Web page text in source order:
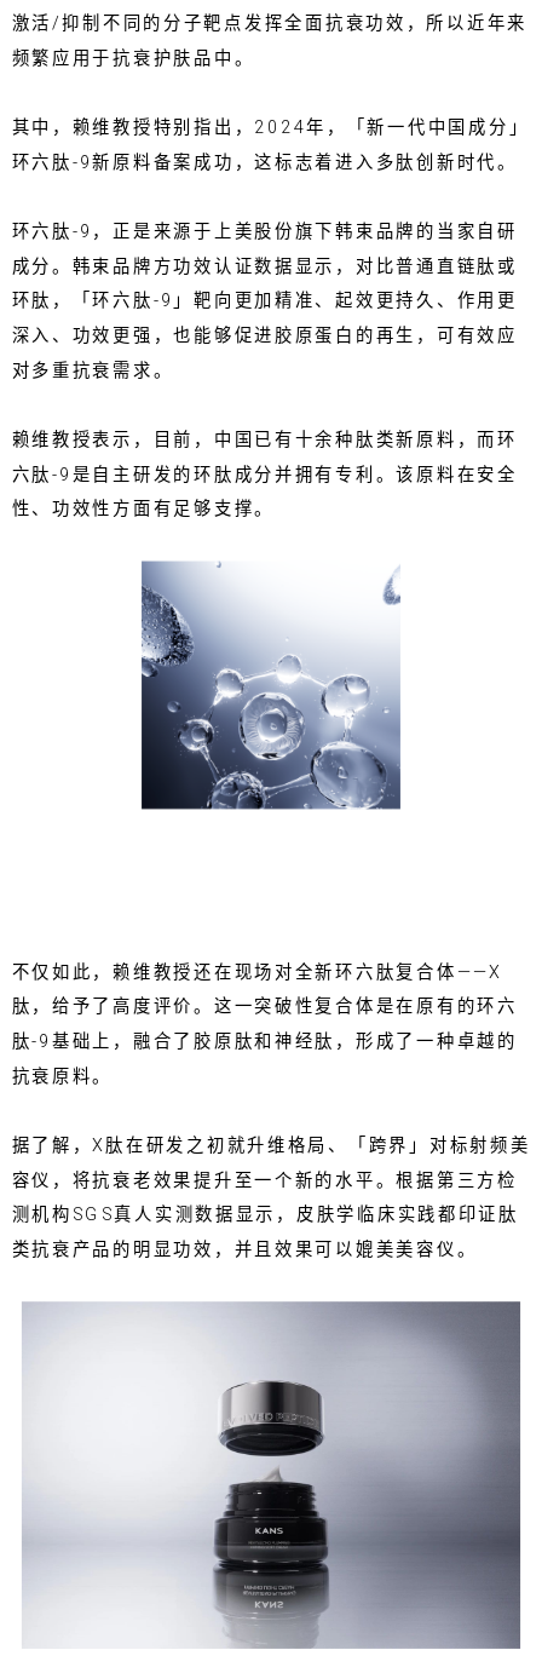
激活/抑制不同的分子靶点发挥全面抗衰功效，所以近年来
频繁应用于抗衰护肤品中。
其中，赖维教授特别指出，2024年，「新一代中国成分」
环六肽-9新原料备案成功，这标志着进入多肽创新时代。
环六肽-9，正是来源于上美股份旗下韩束品牌的当家自研
成分。韩束品牌方功效认证数据显示，对比普通直链肽或
环肽，「环六肽-9」靶向更加精准、起效更持久、作用更
深入、功效更强，也能够促进胶原蛋白的再生，可有效应
对多重抗衰需求。
赖维教授表示，目前，中国已有十余种肽类新原料，而环
六肽-9是自主研发的环肽成分并拥有专利。该原料在安全
性、功效性方面有足够支撑。
不仅如此，赖维教授还在现场对全新环六肽复合体——X
肽，给予了高度评价。这一突破性复合体是在原有的环六
肽-9基础上，融合了胶原肽和神经肽，形成了一种卓越的
抗衰原料。
据了解，X肽在研发之初就升维格局、「跨界」对标射频美
容仪，将抗衰老效果提升至一个新的水平。根据第三方检
测机构SGS真人实测数据显示，皮肤学临床实践都印证肽
类抗衰产品的明显功效，并且效果可以媲美美容仪。